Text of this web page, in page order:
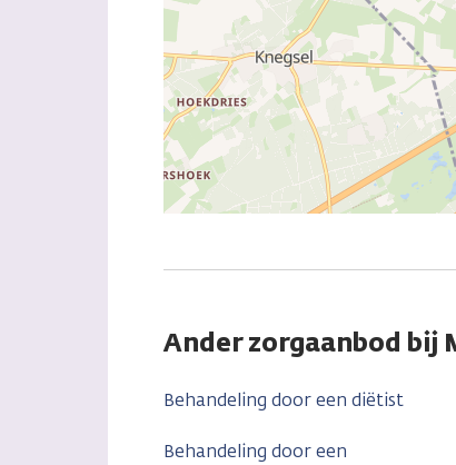
Ander zorgaanbod bij
Behandeling door een diëtist
Behandeling door een